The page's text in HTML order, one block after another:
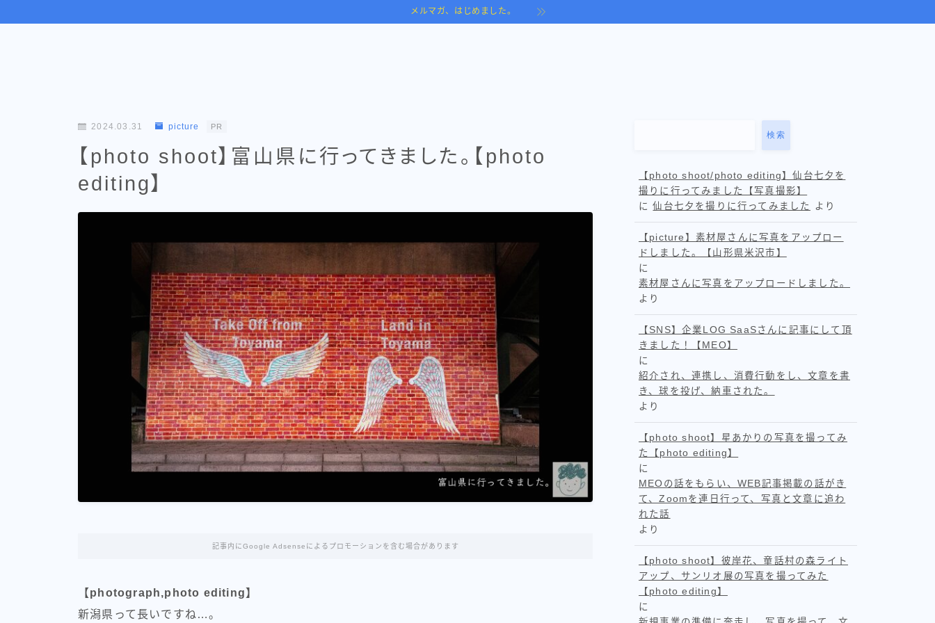
メルマガ、はじめました。
2024.03.31 picture PR
【photo shoot】富山県に行ってきました。【photo
editing】
記事内にGoogle Adsenseによるプロモーションを含む場合があります
【photograph,photo editing】
新潟県って長いですね…。
検索
【photo shoot/photo editing】仙台七夕を
撮りに行ってみました【写真撮影】
に仙台七夕を撮りに行ってみました より
【picture】素材屋さんに写真をアップロー
ドしました。【山形県米沢市】
に
素材屋さんに写真をアップロードしました。
より
【SNS】企業LOG SaaSさんに記事にして頂
きました！【MEO】
に
紹介され、連携し、消費行動をし、文章を書
き、球を投げ、納車された。
より
【photo shoot】星あかりの写真を撮ってみ
た【photo editing】
に
MEOの話をもらい、WEB記事掲載の話がき
て、Zoomを連日行って、写真と文章に追わ
れた話
より
【photo shoot】彼岸花、童話村の森ライト
アップ、サンリオ展の写真を撮ってみた
【photo editing】
に